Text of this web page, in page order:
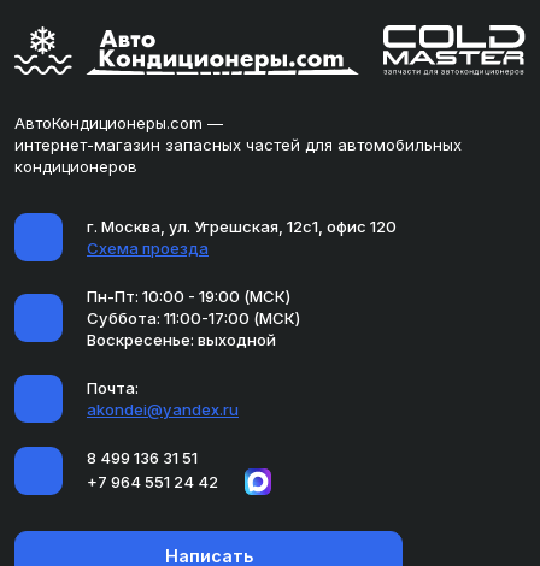
АвтоКондиционеры.com —
интернет-магазин запасных частей для автомобильных
кондиционеров
г. Москва, ул. Угрешская, 12с1, офис 120
Схема проезда
Пн-Пт: 10:00 - 19:00 (МСК)
Суббота: 11:00-17:00 (МСК)
Воскресенье: выходной
Почта:
akondei@yandex.ru
8 499 136 31 51
+7 964 551 24 42
Написать